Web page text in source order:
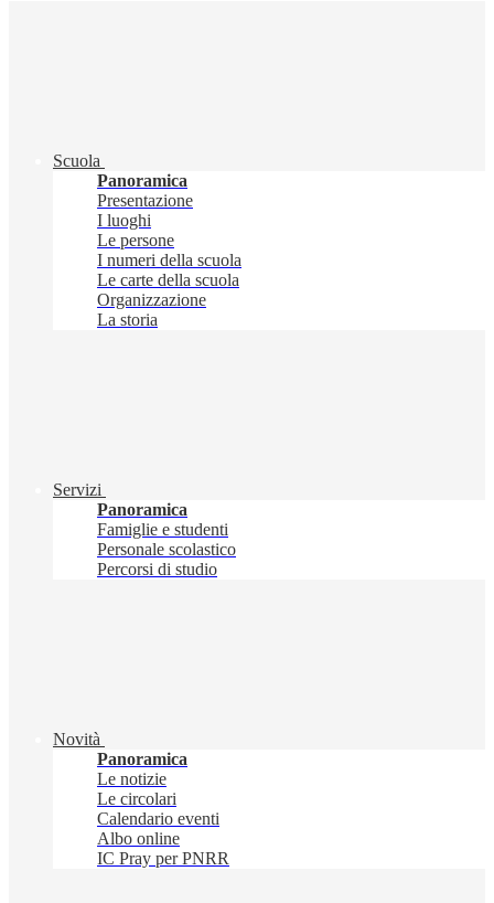
Scuola
Panoramica
Presentazione
I luoghi
Le persone
I numeri della scuola
Le carte della scuola
Organizzazione
La storia
Servizi
Panoramica
Famiglie e studenti
Personale scolastico
Percorsi di studio
Novità
Panoramica
Le notizie
Le circolari
Calendario eventi
Albo online
IC Pray per PNRR